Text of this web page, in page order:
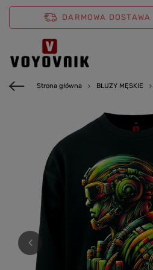
DARMOWA DOSTAWA
Strona główna BLUZY MĘSKIE